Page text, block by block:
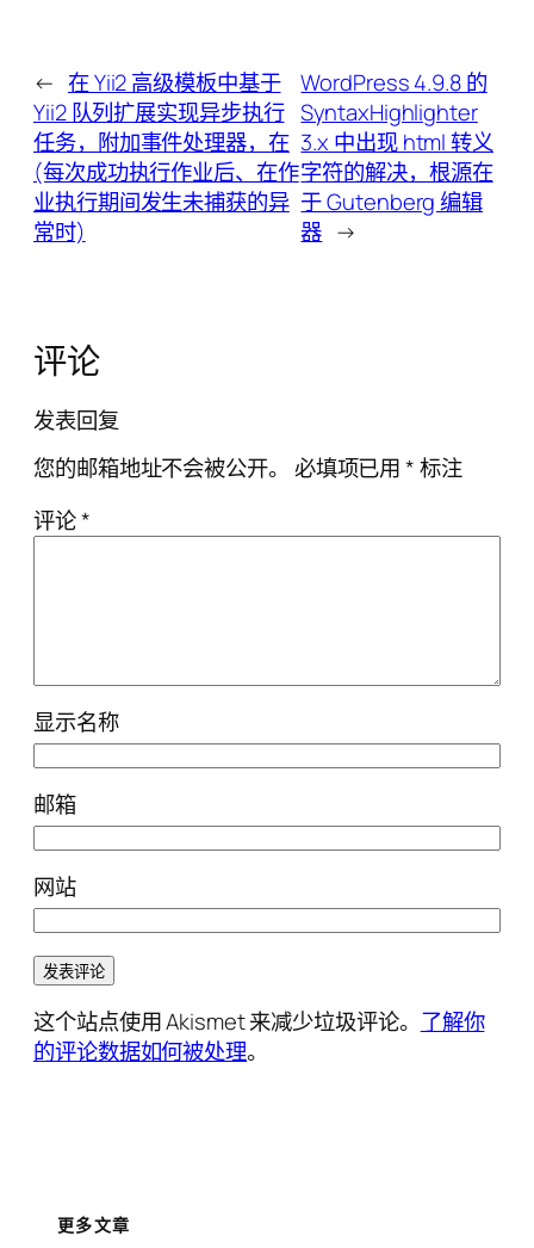
← 在 Yii2 高级模板中基于
Yii2 队列扩展实现异步执行
任务，附加事件处理器，在
(每次成功执行作业后、在作
业执行期间发生未捕获的异
常时)
WordPress 4.9.8 的
SyntaxHighlighter
3.x 中出现 html 转义
字符的解决，根源在
于 Gutenberg 编辑
器 →
评论
发表回复
您的邮箱地址不会被公开。 必填项已用*标注
评论*
显示名称
邮箱
网站
这个站点使用 Akismet 来减少垃圾评论。 了解你
的评论数据如何被处理。
更多文章